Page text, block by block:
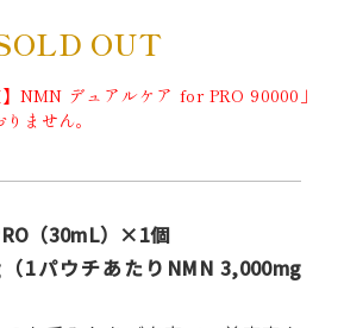
OUT
NMN デュアルケア for PRO 90000」
ません。
（30mL）×1個
1パウチあたりNMN 3,000mg